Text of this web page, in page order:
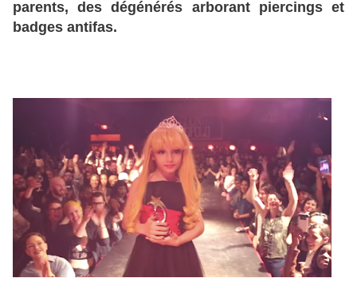
parents, des dégénérés arborant piercings et
badges antifas.